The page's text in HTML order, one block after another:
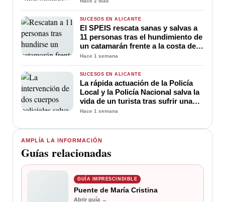
AMPLÍA LA INFORMACIÓN
Guías relacionadas
GUÍA IMPRESCINDIBLE
Puente de María Cristina
Abrir guía →
SUCESOS EN ALICANTE
El SPEIS rescata sanas y salvas a
11 personas tras el hundimiento de
un catamarán frente a la costa de
Alicante
Hace 1 semana
SUCESOS EN ALICANTE
La rápida actuación de la Policía
Local y la Policía Nacional salva la
vida de un turista tras sufrir una
parada cardiorrespiratoria en un
Hace 1 semana